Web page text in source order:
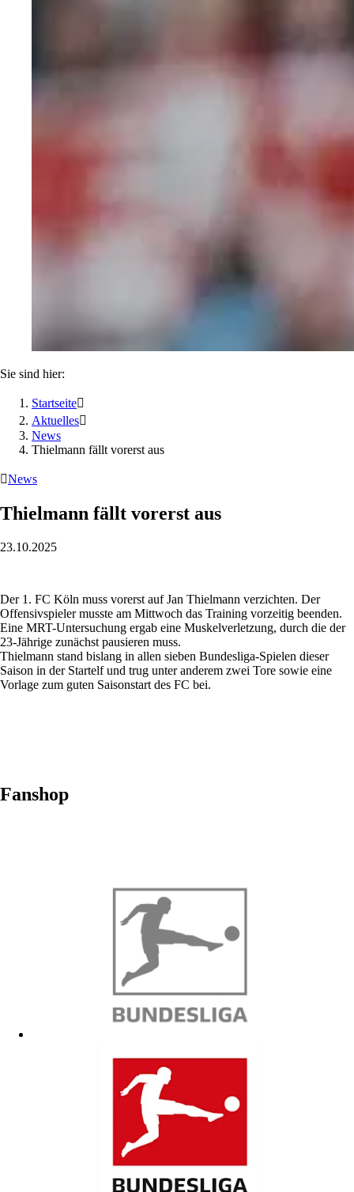
Sie sind hier:
Startseite
Aktuelles
News
Thielmann fällt vorerst aus
News
Thielmann fällt vorerst aus
23.10.2025
Der 1. FC Köln muss vorerst auf Jan Thielmann verzichten. Der
Offensivspieler musste am Mittwoch das Training vorzeitig beenden.
Eine MRT-Untersuchung ergab eine Muskelverletzung, durch die der
23-Jährige zunächst pausieren muss.
Thielmann stand bislang in allen sieben Bundesliga-Spielen dieser
Saison in der Startelf und trug unter anderem zwei Tore sowie eine
Vorlage zum guten Saisonstart des FC bei.
Fanshop